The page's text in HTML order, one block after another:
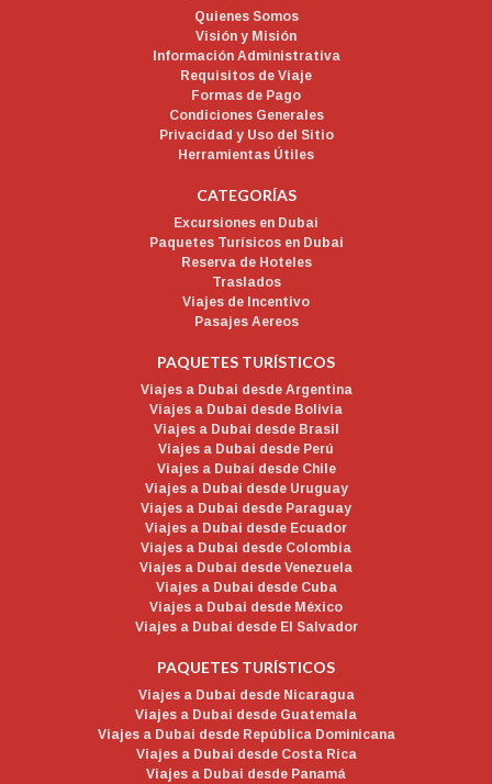
Quienes Somos
Visión y Misión
Información Administrativa
Requisitos de Viaje
Formas de Pago
Condiciones Generales
Privacidad y Uso del Sitio
Herramientas Útiles
CATEGORÍAS
Excursiones en Dubai
Paquetes Turísicos en Dubai
Reserva de Hoteles
Traslados
Viajes de Incentivo
Pasajes Aereos
PAQUETES TURÍSTICOS
Viajes a Dubai desde Argentina
Viajes a Dubai desde Bolivia
Viajes a Dubai desde Brasil
Viajes a Dubai desde Perú
Viajes a Dubai desde Chile
Viajes a Dubai desde Uruguay
Viajes a Dubai desde Paraguay
Viajes a Dubai desde Ecuador
Viajes a Dubai desde Colombia
Viajes a Dubai desde Venezuela
Viajes a Dubai desde Cuba
Viajes a Dubai desde México
Viajes a Dubai desde El Salvador
PAQUETES TURÍSTICOS
Viajes a Dubai desde Nicaragua
Viajes a Dubai desde Guatemala
Viajes a Dubai desde República Dominicana
Viajes a Dubai desde Costa Rica
Viajes a Dubai desde Panamá